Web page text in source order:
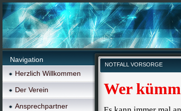
Navigation
Herzlich Willkommen
Der Verein
Ansprechpartner
NOTFALL VORSORGE
Wer